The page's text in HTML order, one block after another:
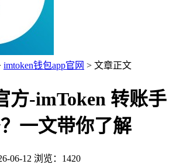
imtoken钱包app官网 > 文章正文
方-imToken 转账手
一文带你了解
06-12 浏览：1420